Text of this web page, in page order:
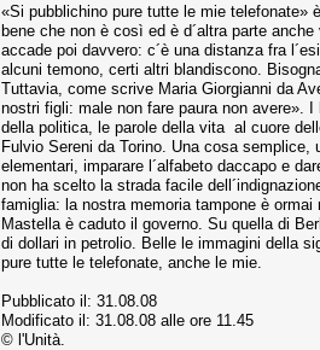
«Si pubblichino pure tutte le mie telefonate»
bene che non è così ed è d´altra parte
accade poi davvero: c´è una distanza fra
alcuni temono, certi altri blandiscono.
Tuttavia, come scrive Maria Giorgianni da
nostri figli: male non fare paura non avere».
della politica, le parole della vita ­ al cuore
Fulvio Sereni da Torino. Una cosa
elementari, imparare l´alfabeto daccapo e
non ha scelto la strada facile
famiglia: la nostra memoria tampone è
Mastella è caduto il governo. Su quella di
di dollari in petrolio. Belle le immagini della
pure tutte le telefonate, anche le mie.
Pubblicato il: 31.08.08
Modificato il: 31.08.08 alle ore 11.45
© l'Unità.